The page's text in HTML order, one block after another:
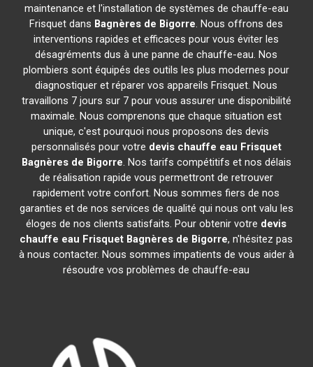
maintenance et l'installation de systèmes de chauffe-eau
Frisquet dans Bagnères de Bigorre. Nous offrons des
interventions rapides et efficaces pour vous éviter les
désagréments dus à une panne de chauffe-eau. Nos
plombiers sont équipés des outils les plus modernes pour
diagnostiquer et réparer vos appareils Frisquet. Nous
travaillons 7 jours sur 7 pour vous assurer une disponibilité
maximale. Nous comprenons que chaque situation est
unique, c'est pourquoi nous proposons des devis
personnalisés pour votre devis chauffe eau Frisquet
Bagnères de Bigorre. Nos tarifs compétitifs et nos délais
de réalisation rapide vous permettront de retrouver
rapidement votre confort. Nous sommes fiers de nos
garanties et de nos services de qualité qui nous ont valu les
éloges de nos clients satisfaits. Pour obtenir votre devis
chauffe eau Frisquet Bagnères de Bigorre, n'hésitez pas
à nous contacter. Nous sommes impatients de vous aider à
résoudre vos problèmes de chauffe-eau